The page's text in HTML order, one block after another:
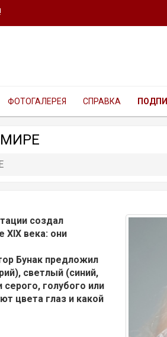
ФОТОГАЛЕРЕЯ СПРАВКА
создал
XIX века: они
Бунак предложил
светлый (синий,
голубого или
цвета глаз и какой